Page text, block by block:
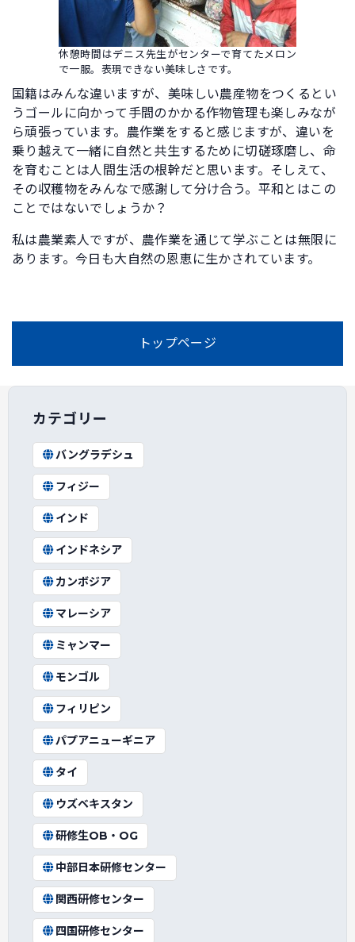
休憩時間はデニス先生がセンターで育てたメロン
で一服。表現できない美味しさです。
国籍はみんな違いますが、美味しい農産物をつくるとい
うゴールに向かって手間のかかる作物管理も楽しみなが
ら頑張っています。農作業をすると感じますが、違いを
乗り越えて一緒に自然と共生するために切磋琢磨し、命
を育むことは人間生活の根幹だと思います。そしえて、
その収穫物をみんなで感謝して分け合う。平和とはこの
ことではないでしょうか？
私は農業素人ですが、農作業を通じて学ぶことは無限に
あります。今日も大自然の恩恵に生かされています。
トップページ
カテゴリー
バングラデシュ
フィジー
インド
インドネシア
カンボジア
マレーシア
ミャンマー
モンゴル
フィリピン
パプアニューギニア
タイ
ウズベキスタン
研修生OB・OG
中部日本研修センター
関西研修センター
四国研修センター